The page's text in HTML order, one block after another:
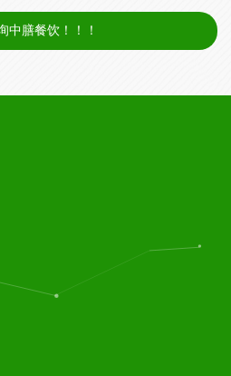
中膳餐饮！！！